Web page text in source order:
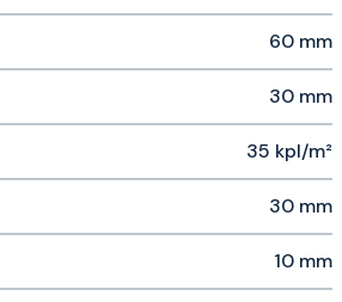
60 mm
30 mm
35 kpl/m²
30 mm
10 mm